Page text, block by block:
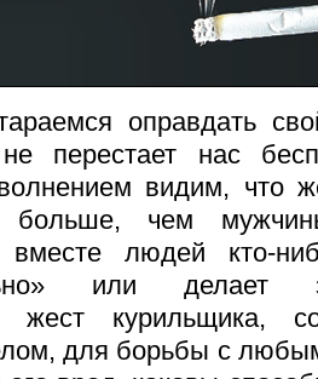
оправдать
не перестает нас
видим, что
больше, чем
вместе людей кто-
или делает
жест курильщика,
для борьбы с